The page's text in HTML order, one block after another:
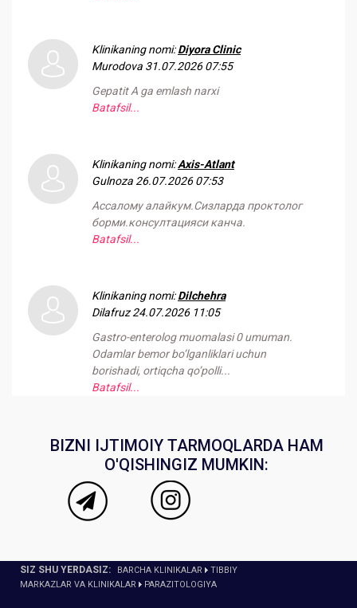
Klinikaning nomi:Diyora Clinic
Murodova 31.07.2026 07:55
Gepatit A ga emlash narxi
Batafsil...
Klinikaning nomi:Axis-Atlant
Gulnoza 26.07.2026 07:53
Ассалому алайкум.Сизларда проктолог
борми.консултацияси канча.
Batafsil...
Klinikaning nomi:Dilchehra
Dilafruz 24.07.2026 11:05
Gastro-enterolog muomalasi 0 umuman.
Odamlar bemor bo’lganliklari uchun
borishadi, ortiqcha qo’polli...
Batafsil...
BIZNI IJTIMOIY TARMOQLARDA HAM
O'QISHINGIZ MUMKIN:
SIZ SHU YERDASIZ: BARCHA KLINIKALAR
TIBBIY
MARKAZLAR VA KLINIKALAR
PARAZITOLOGIYA